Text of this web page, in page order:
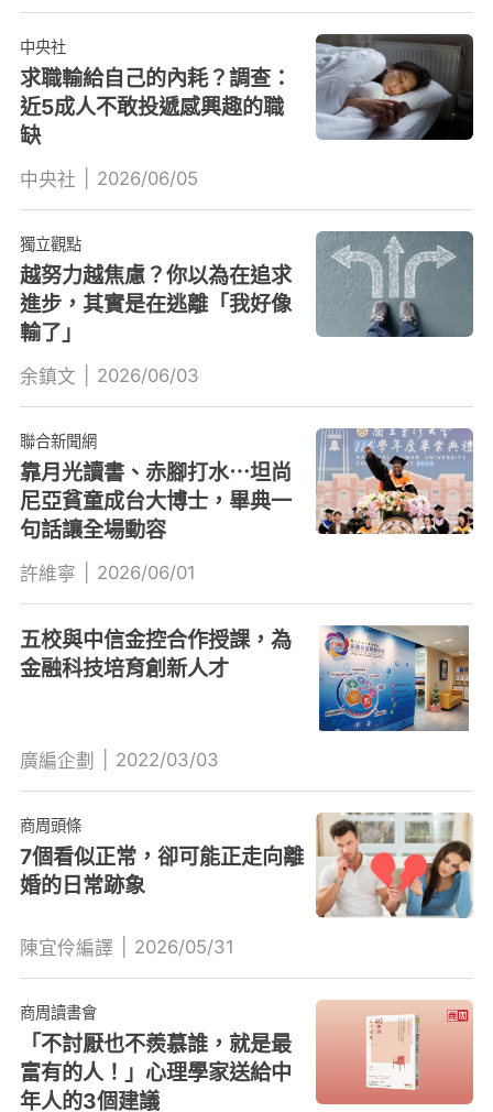
中央社
求職輸給自己的內耗？調查：
近5成人不敢投遞感興趣的職
缺
中央社 2026/06/05
獨立觀點
越努力越焦慮？你以為在追求
進步，其實是在逃離「我好像
輸了」
余鎮文 2026/06/03
聯合新聞網
靠月光讀書、赤腳打水⋯坦尚
尼亞貧童成台大博士，畢典一
句話讓全場動容
許維寧 2026/06/01
五校與中信金控合作授課，為
金融科技培育創新人才
廣編企劃 2022/03/03
商周頭條
7個看似正常，卻可能正走向離
婚的日常跡象
陳宜伶編譯 2026/05/31
商周讀書會
「不討厭也不羨慕誰，就是最
富有的人！」心理學家送給中
年人的3個建議